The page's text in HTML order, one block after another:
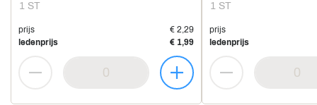
1 ST
prijs
€ 2,29
ledenprijs
€ 1,99
1 ST
prijs
ledenprijs